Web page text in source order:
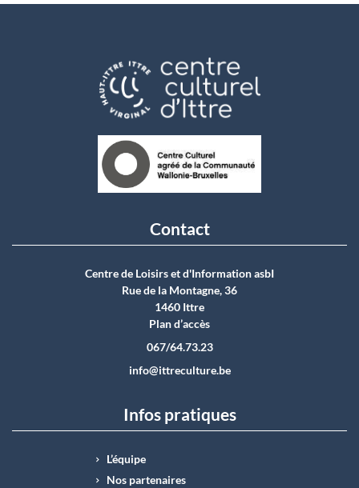
Contact
Centre de Loisirs et d'Information asbI
Rue de la Montagne, 36
1460 Ittre
Plan d’accès
067/64.73.23
info@ittreculture.be
Infos pratiques
L’équipe
Nos partenaires